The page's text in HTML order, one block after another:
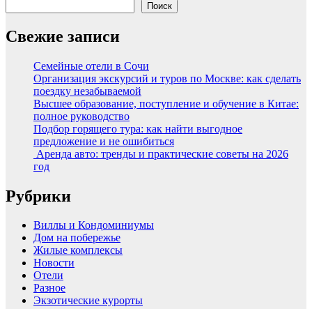
Поиск
Свежие записи
Семейные отели в Сочи
Организация экскурсий и туров по Москве: как сделать
поездку незабываемой
Высшее образование, поступление и обучение в Китае:
полное руководство
Подбор горящего тура: как найти выгодное
предложение и не ошибиться
Аренда авто: тренды и практические советы на 2026
год
Рубрики
Виллы и Кондоминиумы
Дом на побережье
Жилые комплексы
Новости
Отели
Разное
Экзотические курорты